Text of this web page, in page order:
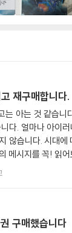
재구매합니다.
는 아는 것 같습
다. 얼마나 아이
않습니다. 시대에
메시지를 꼭! 읽
판의 날 구원의 방주> 1권 구매했습니다